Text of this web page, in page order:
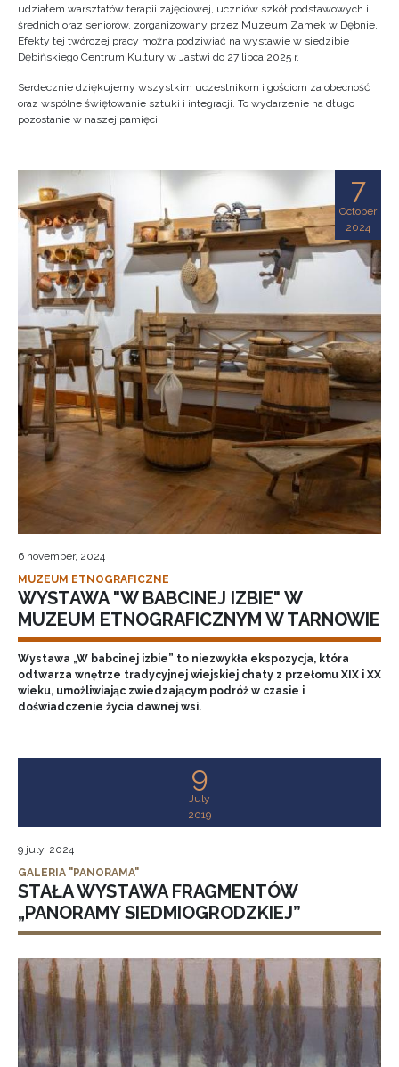
udziałem warsztatów terapii zajęciowej, uczniów szkół podstawowych i
średnich oraz seniorów, zorganizowany przez Muzeum Zamek w Dębnie.
Efekty tej twórczej pracy można podziwiać na wystawie w siedzibie
Dębińskiego Centrum Kultury w Jastwi do 27 lipca 2025 r.
Serdecznie dziękujemy wszystkim uczestnikom i gościom za obecność
oraz wspólne świętowanie sztuki i integracji. To wydarzenie na długo
pozostanie w naszej pamięci!
7
October
2024
6 november, 2024
MUZEUM ETNOGRAFICZNE
WYSTAWA "W BABCINEJ IZBIE" W
MUZEUM ETNOGRAFICZNYM W TARNOWIE
Wystawa „W babcinej izbie” to niezwykła ekspozycja, która
odtwarza wnętrze tradycyjnej wiejskiej chaty z przełomu XIX i XX
wieku, umożliwiając zwiedzającym podróż w czasie i
doświadczenie życia dawnej wsi.
9
July
2019
9 july, 2024
GALERIA "PANORAMA"
STAŁA WYSTAWA FRAGMENTÓW
„PANORAMY SIEDMIOGRODZKIEJ”